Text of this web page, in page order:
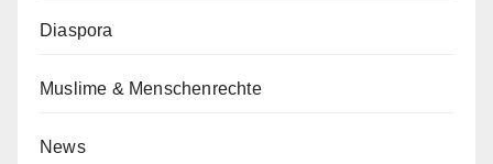
Diaspora
Muslime & Menschenrechte
News